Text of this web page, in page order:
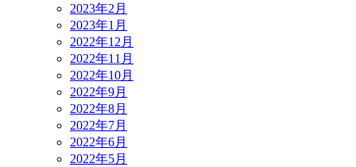
2023年2月
2023年1月
2022年12月
2022年11月
2022年10月
2022年9月
2022年8月
2022年7月
2022年6月
2022年5月